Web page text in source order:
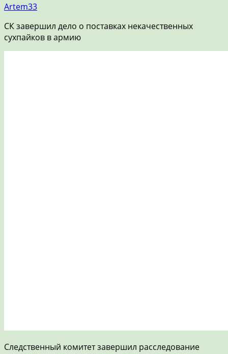
Artem33
СК завершил дело о поставках некачественных
сухпайков в армию
Следственный комитет завершил расследование